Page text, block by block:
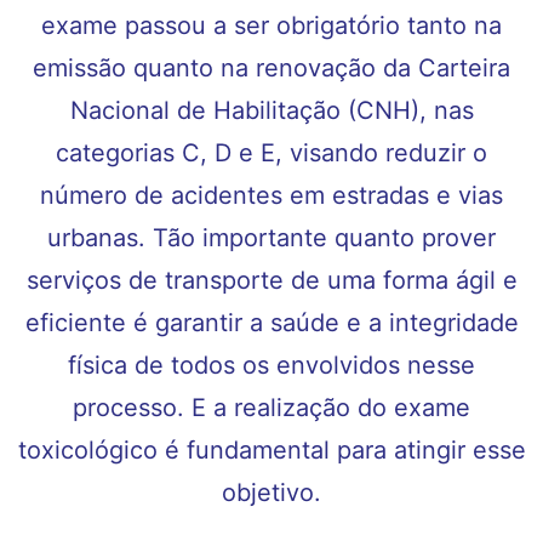
exame passou a ser obrigatório tanto na
emissão quanto na renovação da Carteira
Nacional de Habilitação (CNH), nas
categorias C, D e E, visando reduzir o
número de acidentes em estradas e vias
urbanas. Tão importante quanto prover
serviços de transporte de uma forma ágil e
eficiente é garantir a saúde e a integridade
física de todos os envolvidos nesse
processo. E a realização do exame
toxicológico é fundamental para atingir esse
objetivo.